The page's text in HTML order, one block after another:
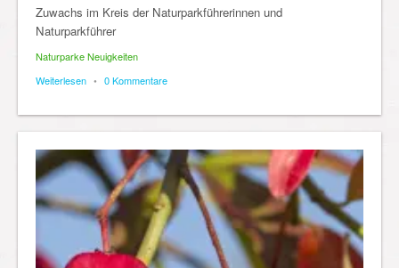
Zuwachs im Kreis der Naturparkführerinnen und
Naturparkführer
Naturparke Neuigkeiten
Weiterlesen • 0 Kommentare